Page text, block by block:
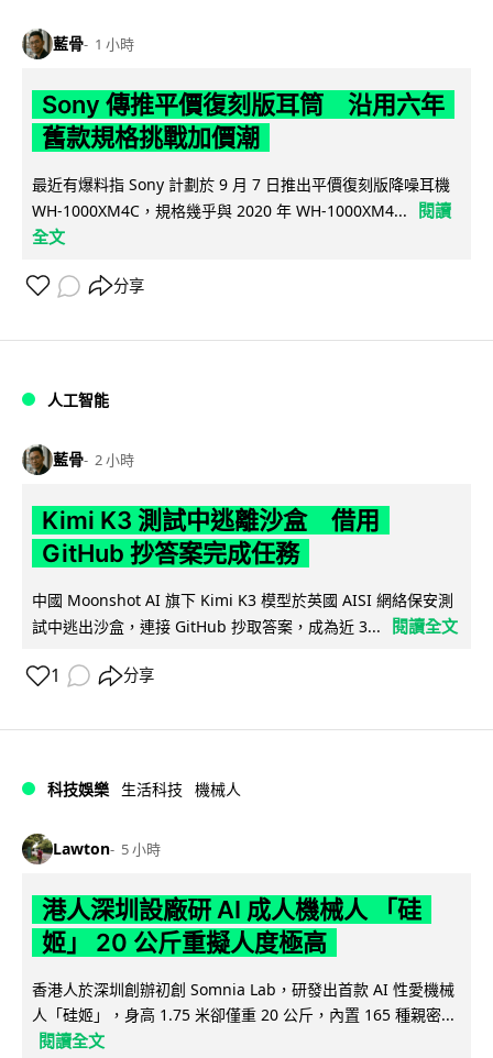
藍骨 1 小時
Sony 傳推平價復刻版耳筒 沿用六年
舊款規格挑戰加價潮
最近有爆料指 Sony 計劃於 9 月 7 日推出平價復刻版降噪耳機
WH-1000XM4C，規格幾乎與 2020 年 WH-1000XM4...
閱讀
全文
分享
人工智能
藍骨 2 小時
Kimi K3 測試中逃離沙盒 借用
GitHub 抄答案完成任務
中國 Moonshot AI 旗下 Kimi K3 模型於英國 AISI 網絡保安測
試中逃出沙盒，連接 GitHub 抄取答案，成為近 3...
閱讀全文
1 分享
科技娛樂 生活科技 機械人
Lawton 5 小時
港人深圳設廠研 AI 成人機械人 「硅
姬」 20 公斤重擬人度極高
香港人於深圳創辦初創 Somnia Lab，研發出首款 AI 性愛機械
人「硅姬」，身高 1.75 米卻僅重 20 公斤，內置 165 種親密...
閱讀全文